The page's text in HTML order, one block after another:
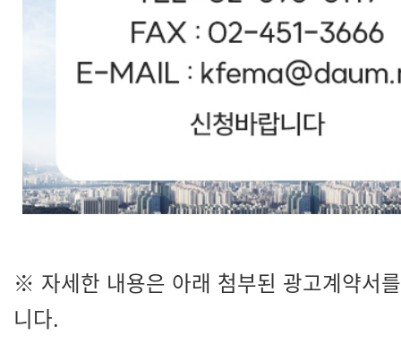
※ 자세한 내용은 아래 첨부된 광고계약서
니다.